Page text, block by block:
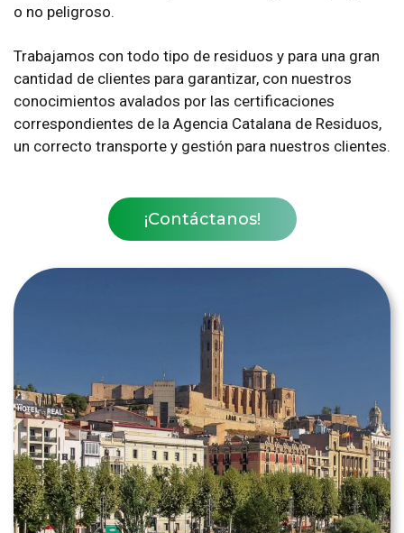
o no peligroso.
Trabajamos con todo tipo de residuos y para una gran
cantidad de clientes para garantizar, con nuestros
conocimientos avalados por las certificaciones
correspondientes de la Agencia Catalana de Residuos,
un correcto transporte y gestión para nuestros clientes.
¡Contáctanos!